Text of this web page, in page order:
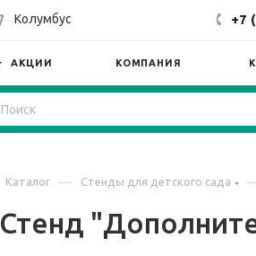
Колумбус +7
АКЦИИ КОМПАНИЯ
Каталог — Стенды для детского сада
Стенд